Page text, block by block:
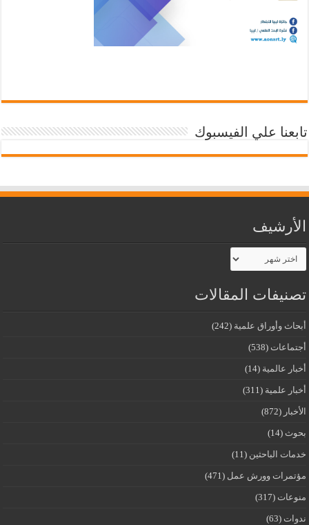
تابعنا علي الفيسبوك
الأرشيف
الأرشيف
تصنيفات المقالات
أبحاث وأوراق علمية (242)
أجتماعات (538)
أخبار عالمية (14)
أخبار علمية (311)
الأخبار (872)
بحوث (14)
خدمات الباحثين (11)
مؤتمرات وورش عمل (471)
منوعات (317)
ندوات (63)